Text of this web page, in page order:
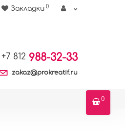
Закладки 0
+7 812 988-32-33
zakaz@prokreatif.ru
0